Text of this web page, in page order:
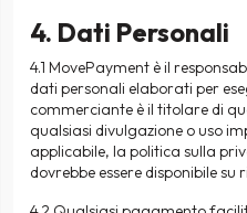
4. Dati Personali
4.1 MovePayment è il
dati personali elaborati per
commerciante è il titolare di
qualsiasi divulgazione o uso
applicabile, la politica sulla
dovrebbe essere disponibile